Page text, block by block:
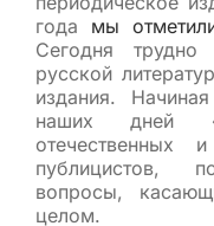
года мы
Сегодня трудно
русской
издания.
наших дней
отечественных
публицистов,
вопросы,
целом.